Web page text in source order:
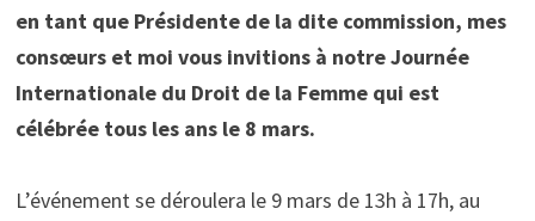
en tant que Présidente de la dite commission, mes
consœurs et moi vous invitions à notre Journée
Internationale du Droit de la Femme qui est
célébrée tous les ans le 8 mars.
L’événement se déroulera le 9 mars de 13h à 17h, au